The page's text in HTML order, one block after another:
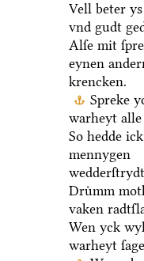
Vell beter
vnd gudt
Alſe mit
eynen
krencken.
Spreke
warheyt
So hedde ick
mennygen
Druͤmm
vaken
Wen yck
warheyt